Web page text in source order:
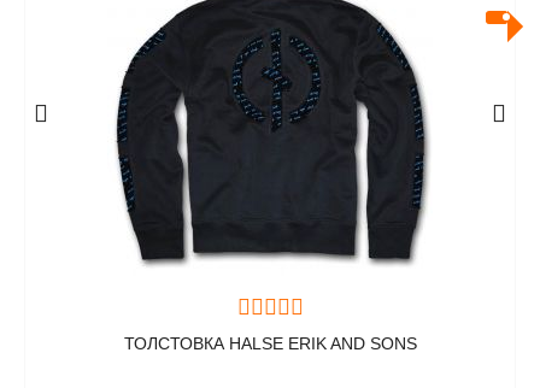
ТОЛСТОВКА HALSE ERIK AND SONS